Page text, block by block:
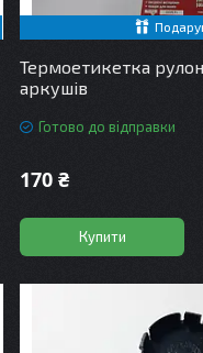
Термоетикетка рулон
аркушів
Готово до відправки
170 ₴
Купити